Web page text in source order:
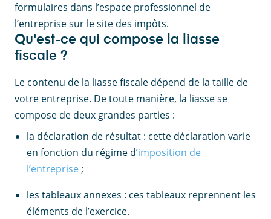
formulaires dans l’espace professionnel de
l’entreprise sur le site des impôts.
Qu'est-ce qui compose la liasse
fiscale ?
Le contenu de la liasse fiscale dépend de la taille de
votre entreprise. De toute manière, la liasse se
compose de deux grandes parties :
la déclaration de résultat : cette déclaration varie
en fonction du régime d’imposition de
l’entreprise ;
les tableaux annexes : ces tableaux reprennent les
éléments de l’exercice.